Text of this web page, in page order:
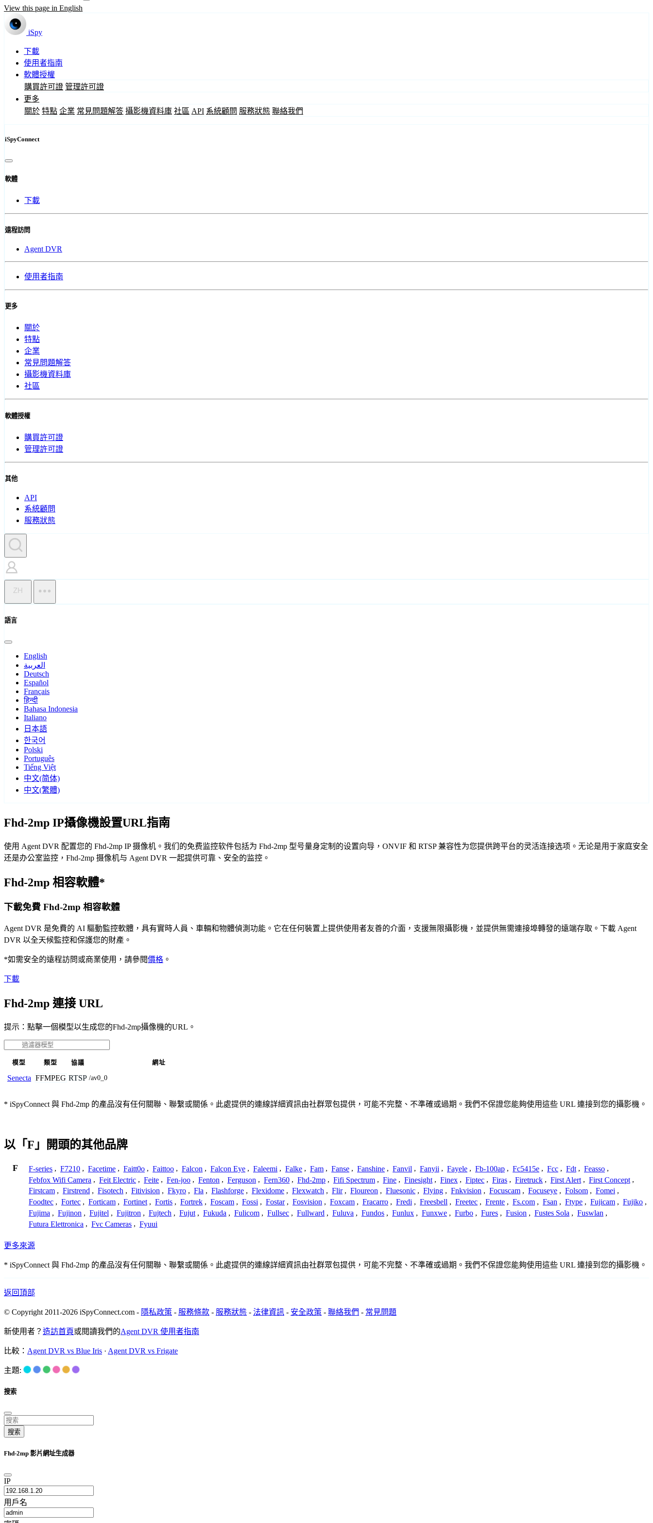
View this page in English
iSpy
下載
使用者指南
軟體授權
購買許可證 管理許可證
更多
關於 特點 企業 常見問題解答 攝影機資料庫 社區 API 系統顧問 服務狀態 聯絡我們
iSpyConnect
軟體
下載
遠程訪問
Agent DVR
使用者指南
更多
關於
特點
企業
常見問題解答
攝影機資料庫
社區
軟體授權
購買許可證
管理許可證
其他
API
系統顧問
服務狀態
ZH
語言
English
العربية
Deutsch
Español
Français
हिन्दी
Bahasa Indonesia
Italiano
日本語
한국어
Polski
Português
Tiếng Việt
中文(简体)
中文(繁體)
Fhd-2mp IP攝像機設置URL指南
使用 Agent DVR 配置您的 Fhd-2mp IP 摄像机。我们的免费监控软件包括为 Fhd-2mp 型号量身定制的设置向导，ONVIF 和 RTSP 兼容性为您提供跨平台的灵活连接选项。无论是用于家庭安全
还是办公室监控，Fhd-2mp 摄像机与 Agent DVR 一起提供可靠、安全的监控。
Fhd-2mp 相容軟體*
下載免費 Fhd-2mp 相容軟體
Agent DVR 是免費的 AI 驅動監控軟體，具有實時人員、車輛和物體偵測功能。它在任何裝置上提供使用者友善的介面，支援無限攝影機，並提供無需連接埠轉發的遠端存取。下載 Agent
DVR 以全天候監控和保護您的財產。
*如需安全的遠程訪問或商業使用，請參閱價格 。
下載
Fhd-2mp 連接 URL
提示：點擊一個模型以生成您的Fhd-2mp攝像機的URL。
模型 類型 協議 網址
Senecta FFMPEG RTSP /av0_0
* iSpyConnect 與 Fhd-2mp 的產品沒有任何關聯、聯繫或關係。此處提供的連線詳細資訊由社群眾包提供，可能不完整、不準確或過期。我們不保證您能夠使用這些 URL 連接到您的攝影機。
以「F」開頭的其他品牌
F F-series , F7210 , Facetime , Faitt0o , Faittoo , Falcon , Falcon Eye , Faleemi , Falke , Fam , Fanse , Fanshine , Fanvil , Fanyii , Fayele , Fb-100ap , Fc5415e , Fcc , Fdt , Feasso ,
Febfox Wifi Camera , Feit Electric , Feite , Fen-joo , Fenton , Ferguson , Fern360 , Fhd-2mp , Fifi Spectrum , Fine , Finesight , Finex , Fiptec , Firas , Firetruck , First Alert , First Concept ,
Firstcam , Firstrend , Fisotech , Fitivision , Fkyro , Fla , Flashforge , Flexidome , Flexwatch , Flir , Floureon , Fluesonic , Flying , Fnkvision , Focuscam , Focuseye , Folsom , Fomei ,
Foodtec , Fortec , Forticam , Fortinet , Fortis , Fortrek , Foscam , Fossi , Fostar , Fosvision , Foxcam , Fracarro , Fredi , Freesbell , Freetec , Frente , Fs.com , Fsan , Ftype , Fujicam , Fujiko ,
Fujima , Fujinon , Fujitel , Fujitron , Fujtech , Fujut , Fukuda , Fulicom , Fullsec , Fullward , Fuluva , Fundos , Funlux , Funxwe , Furbo , Fures , Fusion , Fustes Sola , Fuswlan ,
Futura Elettronica , Fvc Cameras , Fyuui
更多來源
* iSpyConnect 與 Fhd-2mp 的產品沒有任何關聯、聯繫或關係。此處提供的連線詳細資訊由社群眾包提供，可能不完整、不準確或過期。我們不保證您能夠使用這些 URL 連接到您的攝影機。
返回頂部
© Copyright 2011-2026 iSpyConnect.com - 隱私政策 - 服務條款 - 服務狀態 - 法律資訊 - 安全政策 - 聯絡我們 - 常見問題
新使用者？ 造訪首頁或閱讀我們的Agent DVR 使用者指南
比較： Agent DVR vs Blue Iris · Agent DVR vs Frigate
主題:
搜索
搜索
Fhd-2mp 影片網址生成器
IP
用戶名